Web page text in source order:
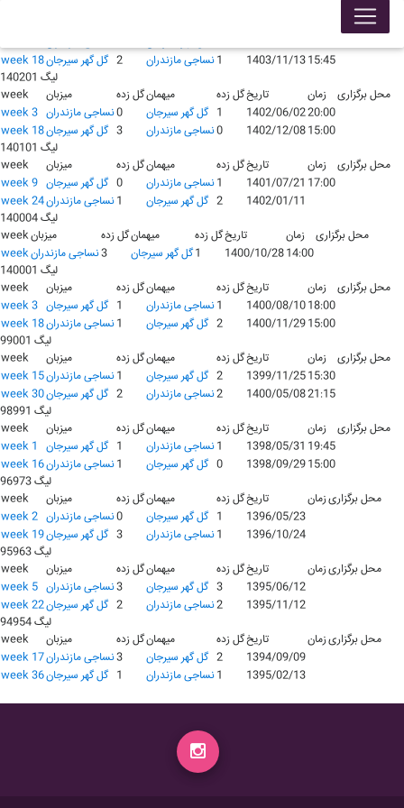
محل برگزاری
week 18گل گهر سیرجان 2 نساجی مازندران1 1403/11/1315:45
لیگ 140201
week
میزبان گل زدهمیهمان گل زدهتاریخ زمان
محل برگزاری
week 3 نساجی مازندران0 گل گهر سیرجان 1 1402/06/0220:00
week 18گل گهر سیرجان 3 نساجی مازندران0 1402/12/0815:00
لیگ 140101
week
میزبان گل زدهمیهمان گل زدهتاریخ زمان
محل برگزاری
week 9 گل گهر سیرجان 0 نساجی مازندران1 1401/07/21 17:00
week 24نساجی مازندران1 گل گهر سیرجان 2
1402/01/11
لیگ 140004
weekمیزبان گل زدهمیهمان گل زدهتاریخ زمان
محل برگزاری
weekنساجی مازندران3 گل گهر سیرجان1 1400/10/2814:00
لیگ 140001
week
میزبان گل زدهمیهمان گل زدهتاریخ زمان
محل برگزاری
week 3 گل گهر سیرجان 1 نساجی مازندران1 1400/08/1018:00
week 18نساجی مازندران1 گل گهر سیرجان 2 1400/11/2915:00
لیگ 99001
week
میزبان گل زدهمیهمان گل زدهتاریخ زمان
محل برگزاری
week 15نساجی مازندران1 گل گهر سیرجان 2 1399/11/2515:30
week 30گل گهر سیرجان 2 نساجی مازندران2 1400/05/0821:15
لیگ 98991
week
میزبان گل زدهمیهمان گل زدهتاریخ زمان
محل برگزاری
week 1 گل گهر سیرجان 1 نساجی مازندران1 1398/05/31 19:45
week 16نساجی مازندران1 گل گهر سیرجان 0 1398/09/2915:00
لیگ 96973
week
میزبان گل زدهمیهمان گل زدهتاریخ زمانمحل برگزاری
week 2 نساجی مازندران0 گل گهر سیرجان 1
1396/05/23
week 19گل گهر سیرجان 3 نساجی مازندران1
1396/10/24
لیگ 95963
week
میزبان گل زدهمیهمان گل زدهتاریخ زمانمحل برگزاری
week 5 نساجی مازندران3 گل گهر سیرجان 3
1395/06/12
week 22گل گهر سیرجان 2 نساجی مازندران2
1395/11/12
لیگ 94954
week
میزبان گل زدهمیهمان گل زدهتاریخ زمانمحل برگزاری
week 17نساجی مازندران3 گل گهر سیرجان 2
1394/09/09
week 36گل گهر سیرجان 1 نساجی مازندران1 1395/02/13